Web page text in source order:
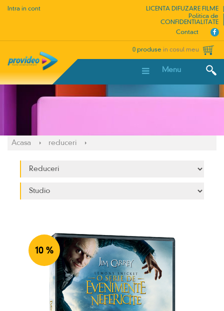
Intra in cont
LICENTA DIFUZARE FILME
Politica de
CONFIDENTIALITATE
Contact
0 produse in cosul meu
Menu
Acasa reduceri
10 %